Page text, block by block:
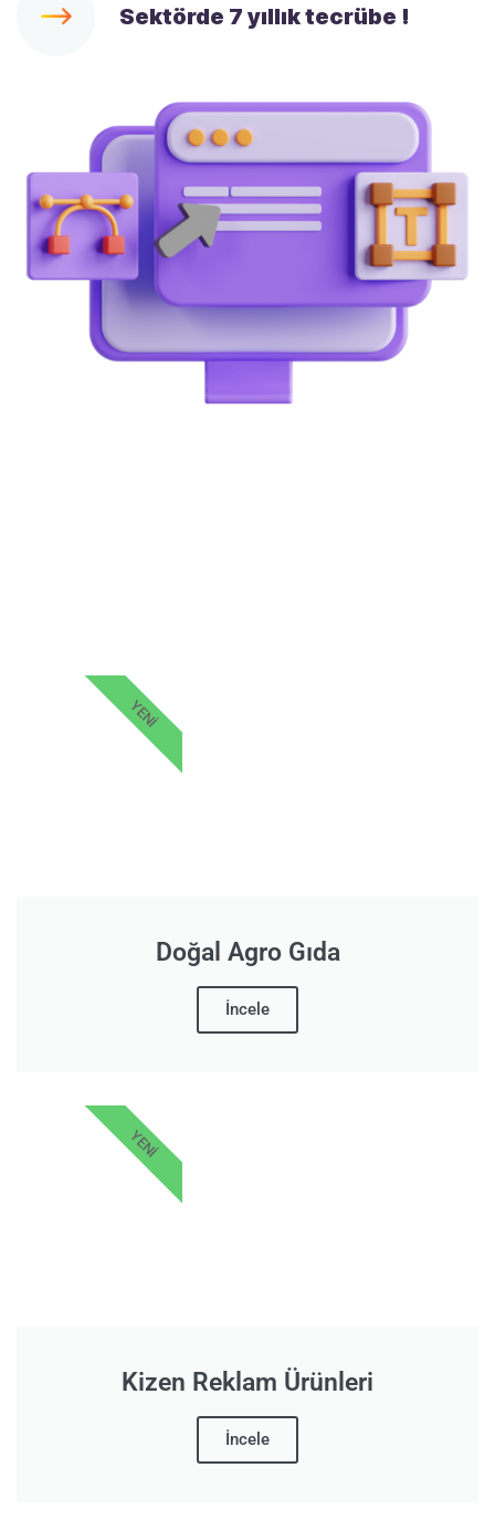
Sektörde 7 yıllık tecrübe !
Doğal Agro Gıda
İncele
YENI
Kizen Reklam Ürünleri
İncele
YENI